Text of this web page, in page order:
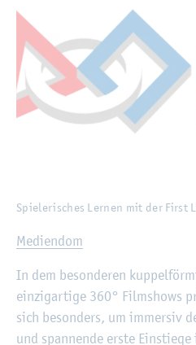
Spie­le­ri­sches Ler­nen mit der First
Me­di­en­dom
In dem be­son­de­ren
ein­zig­ar­ti­ge 360° Film­shows
sich be­son­ders, um im­mer­siv
und span­nen­de erste